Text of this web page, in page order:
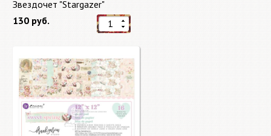
Звездочет "Stargazer"
130 руб.